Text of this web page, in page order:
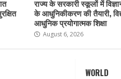
राज्य के सरकारी स्कूलों में
के आधुनिकीकरण की तैयारी,
आधुनिक प्रयोगात्मक शिक्षा
August 6, 2026
WORLD